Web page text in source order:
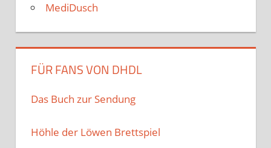
MediDusch
FÜR FANS VON DHDL
Das Buch zur Sendung
Höhle der Löwen Brettspiel